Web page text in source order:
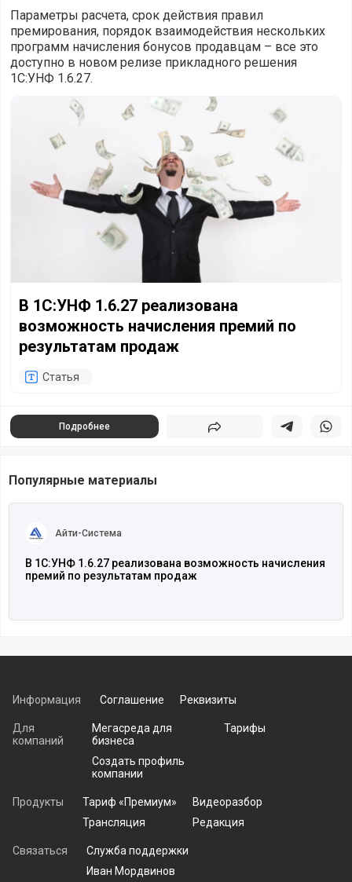
Параметры расчета, срок действия правил
премирования, порядок взаимодействия нескольких
программ начисления бонусов продавцам – все это
доступно в новом релизе прикладного решения
1С:УНФ 1.6.27.
В 1С:УНФ 1.6.27 реализована возможность начисления
В 1С:УНФ 1.6.27 реализована
возможность начисления премий по
результатам продаж
Статья
Подробнее Поделиться Поделиться в
Популярные материалы
Айти-Система
В 1С:УНФ 1.6.27 реализована возможность начисления
премий по результатам продаж
Информация Соглашение Реквизиты
Для
компаний
Мегасреда для
бизнеса
Тарифы
Создать профиль
компании
Продукты Тариф «Премиум»
Видеоразбор
Трансляция
Редакция
Связаться
Служба поддержки
Иван Мордвинов